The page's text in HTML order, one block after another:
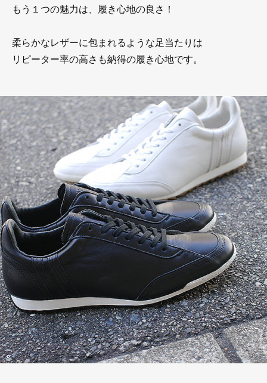
もう１つの魅力は、履き心地の良さ！
柔らかなレザーに包まれるような足当たりは
リピーター率の高さも納得の履き心地です。